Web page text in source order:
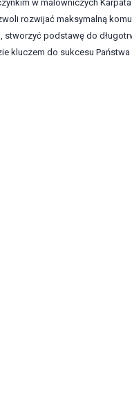
w malowniczych
rozwijać maksymalną
stworzyć podstawę do
kluczem do sukcesu Państwa